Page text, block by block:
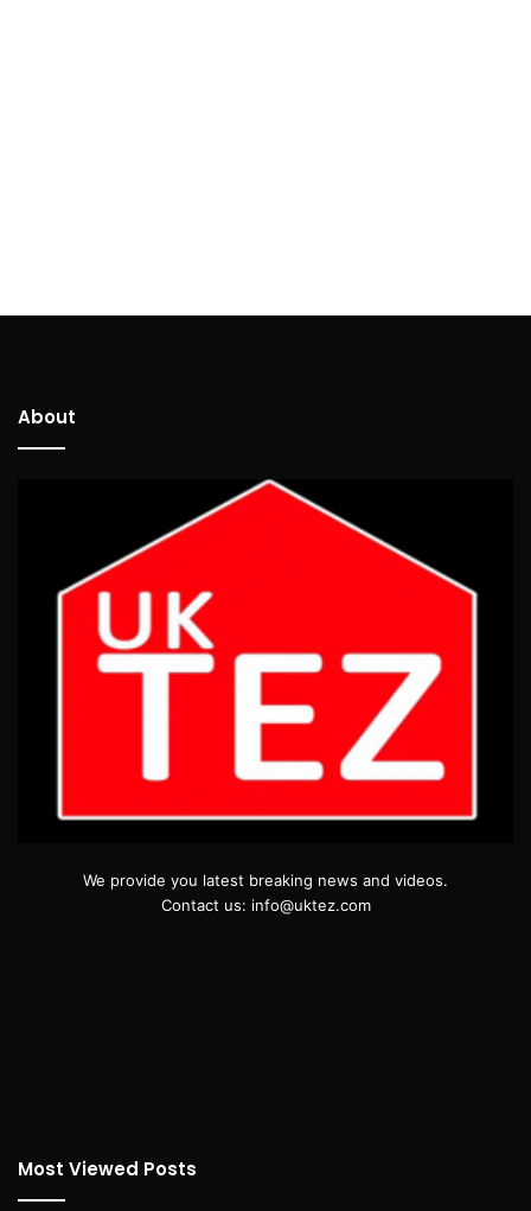
About
We provide you latest breaking news and videos.
Contact us: info@uktez.com
Most Viewed Posts